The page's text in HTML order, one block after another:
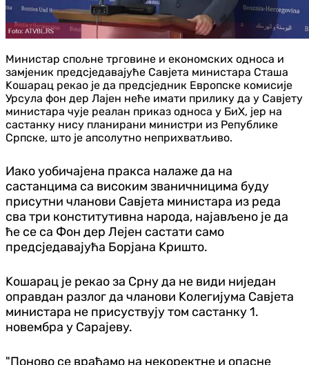
Министар спољне трговине и економских односа и
замјеник предсједавајуће Савјета министара Сташа
Kошарац рекао је да предсједник Европске комисије
Урсула фон дер Лајен неће имати прилику да у Савјету
министара чује реалан приказ односа у БиХ, јер на
састанку нису планирани министри из Републике
Српске, што је апсолутно неприхватљиво.
Иако уобичајена пракса налаже да на
састанцима са високим званичницима буду
присутни чланови Савјета министара из реда
сва три конститутивна народа, најављено је да
ће се са Фон дер Лејен састати само
предсједавајућа Борјана Kришто.
Kошарац је рекао за Срну да не види ниједан
оправдан разлог да чланови Kолегијума Савјета
министара не присуствују том састанку 1.
новембра у Сарајеву.
"Поново се враћамо на некоректне и опасне